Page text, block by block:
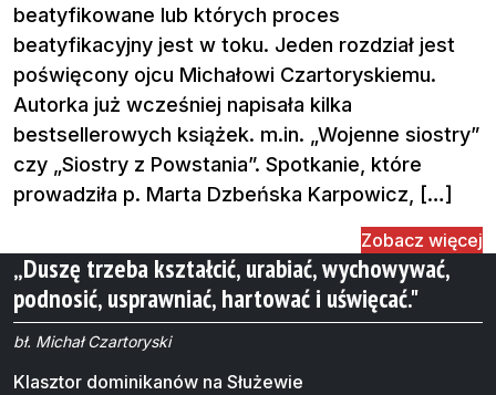
beatyfikowane lub których proces
beatyfikacyjny jest w toku. Jeden rozdział jest
poświęcony ojcu Michałowi Czartoryskiemu.
Autorka już wcześniej napisała kilka
bestsellerowych książek. m.in. „Wojenne siostry”
czy „Siostry z Powstania”. Spotkanie, które
prowadziła p. Marta Dzbeńska Karpowicz, […]
Zobacz więcej
„Duszę trzeba kształcić, urabiać, wychowywać,
podnosić, usprawniać, hartować i uświęcać."
bł. Michał Czartoryski
Klasztor dominikanów na Służewie